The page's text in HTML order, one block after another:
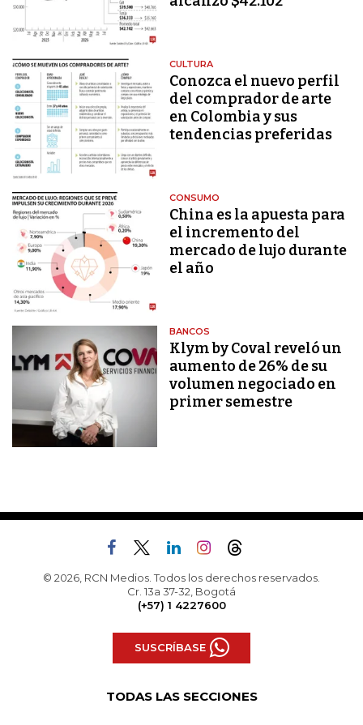
CULTURA
Conozca el nuevo perfil
del comprador de arte
en Colombia y sus
tendencias preferidas
CONSUMO
China es la apuesta para
el incremento del
mercado de lujo durante
el año
BANCOS
Klym by Coval reveló un
aumento de 26% de su
volumen negociado en
primer semestre
© 2026, RCN Medios. Todos los derechos reservados.
Cr. 13a 37-32, Bogotá
(+57) 1 4227600
SUSCRÍBASE
TODAS LAS SECCIONES